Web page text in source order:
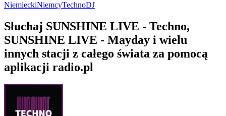
NiemieckiNiemcyTechnoDJ
Słuchaj SUNSHINE LIVE - Techno,
SUNSHINE LIVE - Mayday i wielu
innych stacji z całego świata za pomocą
aplikacji radio.pl